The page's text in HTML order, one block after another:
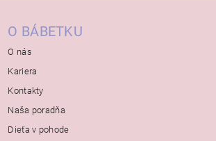
O BÁBETKU
O nás
Kariera
Kontakty
Naša poradňa
Dieťa v pohode